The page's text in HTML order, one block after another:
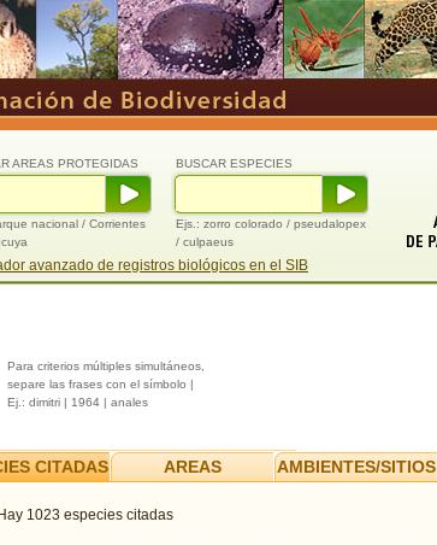
BUSCAR ESPECIES
Ejs.: zorro colorado / pseudalopex
/ culpaeus
AREAS PROTEGIDAS
nacional / Corrientes
avanzado de registros biológicos en el SIB
Para criterios múltiples simultáneos,
separe las frases con el símbolo |
Ej.: dimitri | 1964 | anales
CITADAS AREAS AMBIENTES/SITIOS
Hay 1023 especies citadas